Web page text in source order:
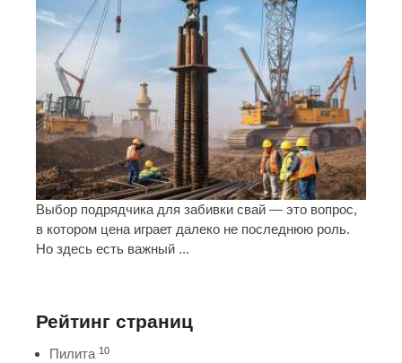
Выбор подрядчика для забивки свай — это вопрос,
в котором цена играет далеко не последнюю роль.
Но здесь есть важный ...
Рейтинг страниц
Пилита 10